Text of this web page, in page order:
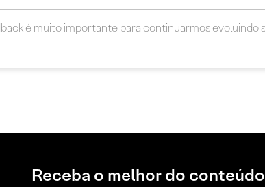
Receba o melhor do conteúdo